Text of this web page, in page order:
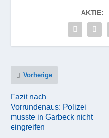
AKTIE:
Vorherige
Fazit nach
Vorrundenaus: Polizei
musste in Garbeck nicht
eingreifen